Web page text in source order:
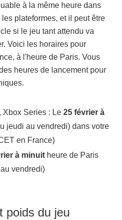
à la même heure dans
plateformes, et il peut être
si le jeu tant attendu va
Voici les horaires pour
à l'heure de Paris. Vous
heures de lancement pour
Xbox Series : Le 25 février à
jeudi au vendredi) dans votre
en France)
à minuit heure de Paris
vendredi)
poids du jeu